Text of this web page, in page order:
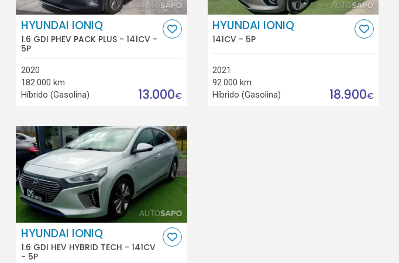
HYUNDAI IONIQ
1.6 GDI PHEV PACK PLUS - 141CV -
5P
2020
182.000 km
Híbrido (Gasolina)
13.000€
HYUNDAI IONIQ
141CV - 5P
2021
92.000 km
Híbrido (Gasolina)
18.900€
HYUNDAI IONIQ
1.6 GDI HEV HYBRID TECH - 141CV
- 5P